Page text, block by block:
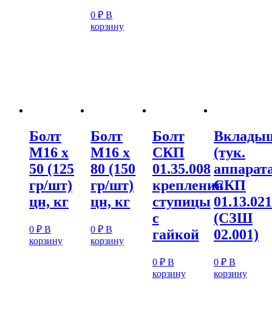
0₽ В
корзину
Болт
М16 х
50 (125
гр/шт)
цн, кг
0 ₽ В
корзину
Болт
М16 х
80 (150
гр/шт)
цн, кг
0₽ В
корзину
Болт
СКП
01.35.008
крепления
ступицы
с
гайкой
0 ₽ В
корзину
(тук.
СКП
01.13.021
(СЗШ
02.001)
0 ₽ В
корзину